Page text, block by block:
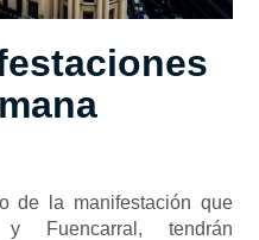
de la manifestación que
Fuencarral, tendrán